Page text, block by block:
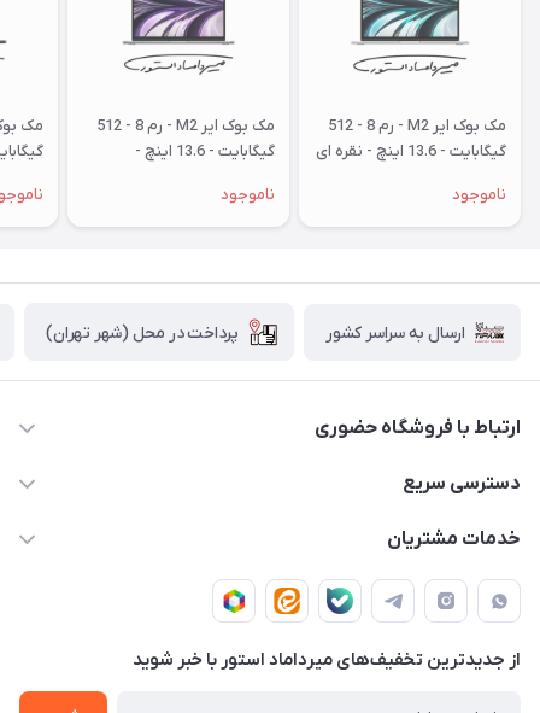
مک بوک ایر M2 - رم 8 - 512
گیگابایت - 13.6 اینچ - نقره ای
ناموجود
مک بوک ایر M2 - رم 8 - 512
گیگابایت - 13.6 اینچ -
ناموجود
ارسال به سراسر کشور پرداخت در محل (شهر تهران)
ارتباط با فروشگاه حضوری
02188874370 - 02188874371
پایتخت - طبقه اول - واحد 172
دسترسی سریع
صـفـحـه اصـلـی
دربـاره مـیـردامـاد اسـتـور
خدمات مشتریان
قـوانـیـن و مـقـررات
روش هـای پـرداخـت
تـیـکـت بـه پـشـتـیـبـانـی
از جدید‌ترین تخفیف‌های میرداماد استور با‌ خبر شوید